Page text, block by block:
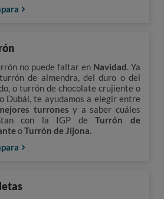
no puede faltar en Navidad. Ya
de almendra, del duro o del
o turrón de chocolate crujiente o
Dubái, te ayudamos a elegir entre
turrones y a saber cuáles
con la IGP deTurrón de
oTurrón de Jijona.